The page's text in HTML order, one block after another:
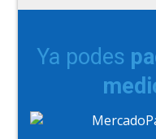
Ya podes